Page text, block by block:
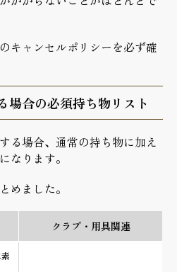
キャンセルポリシーを必ず確
場合の必須持ち物リスト
る場合、通常の持ち物に加え
なります。
めました。
クラブ・用具関連